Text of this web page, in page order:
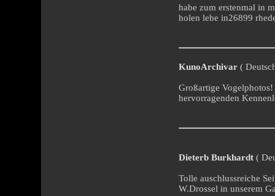
habe zum erstenmal in
holen lebe in26899
KunoArchivar (
Großartige
hervorragenden
Dieterb Burkhardt (
Tolle auschlussreiche
W.Drossel in unserem